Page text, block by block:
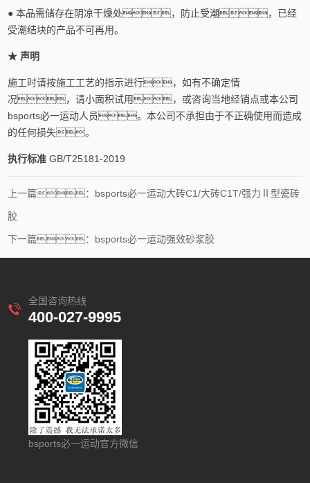
●本品需储存在阴凉干燥处，防止受潮，已经
受潮结块的产品不可再用。
★ 声明
施工时请按施工工艺的指示进行，如有不确定情
况，请小面积试用，或咨询当地经销点或本公司
bsports必一运动人员。本公司不承担由于不正确使用而造成
的任何损失。
执行标准GB/T25181-2019
上一篇：bsports必一运动大砖C1/大砖C1T/强力Ⅱ型瓷砖
胶
下一篇：bsports必一运动强效砂浆胶
全国咨询热线
400-027-9995
bsports必一运动官方微信